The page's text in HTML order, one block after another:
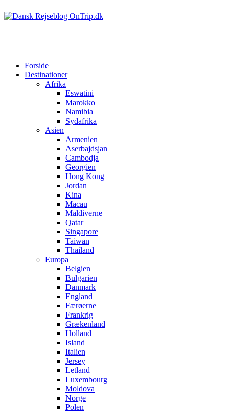
Forside
Destinationer
Afrika
Eswatini
Marokko
Namibia
Sydafrika
Asien
Armenien
Aserbajdsjan
Cambodja
Georgien
Hong Kong
Jordan
Kina
Macau
Maldiverne
Qatar
Singapore
Taiwan
Thailand
Europa
Belgien
Bulgarien
Danmark
England
Færøerne
Frankrig
Grækenland
Holland
Island
Italien
Jersey
Letland
Luxembourg
Moldova
Norge
Polen